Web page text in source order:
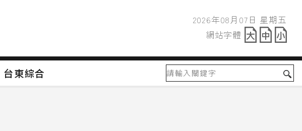
2026年08月07日
網站字體
台東綜合
2026年08月07日 星期五
網站字體
台東綜合